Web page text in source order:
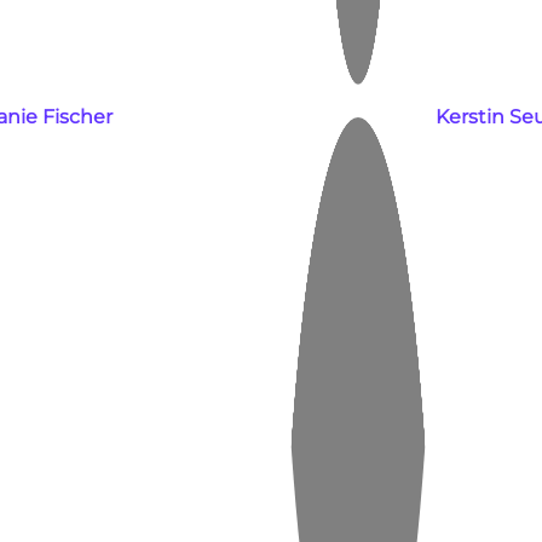
Fischer Kerstin